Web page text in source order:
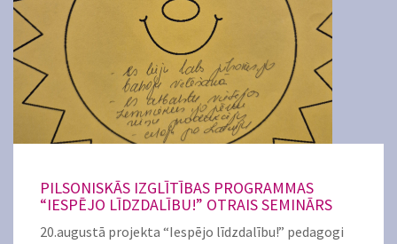
PILSONISKĀS IZGLĪTĪBAS PROGRAMMAS
“IESPĒJO LĪDZDALĪBU!” OTRAIS SEMINĀRS
20.augustā projekta “Iespējo līdzdalību!” pedagogi